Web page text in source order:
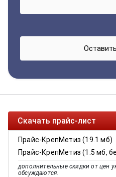
Скачать прайс-лист
Прайс-КрепМетиз (19.1 мб)
Прайс-КрепМетиз (1.5 мб,
дополнительные скидки от цен
обсуждаются.